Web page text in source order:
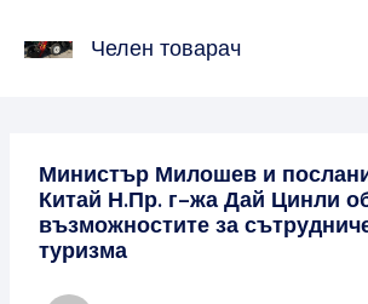
Челен товарач
Министър Милошев и
Китай Н.Пр. г-жа Дай Цинли
възможностите за
туризма